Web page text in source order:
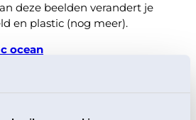
deze beelden verandert je
en plastic (nog meer).
ocean